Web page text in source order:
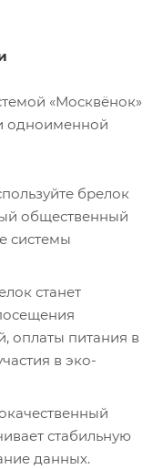
«Москвёнок»
одноименной
брелок
общественный
системы
станет
оплаты питания в
в эко-
стабильную
данных.